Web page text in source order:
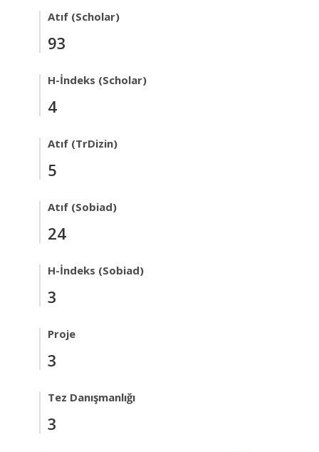
Atıf (Scholar)
93
H-İndeks (Scholar)
4
Atıf (TrDizin)
5
Atıf (Sobiad)
24
H-İndeks (Sobiad)
3
Proje
3
Tez Danışmanlığı
3